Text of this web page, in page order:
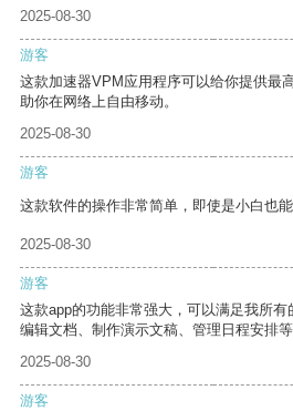
2025-08-30
游客
这款加速器VPM应用程序可以给你提供最
助你在网络上自由移动。
2025-08-30
游客
这款软件的操作非常简单，即使是小白也能
2025-08-30
游客
这款app的功能非常强大，可以满足我所
编辑文档、制作演示文稿、管理日程安排等
2025-08-30
游客